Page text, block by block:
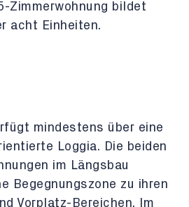
Zimmerwohnung bildet
acht Einheiten.
mindestens über eine
Loggia. Die beiden
im Längsbau
Begegnungszone zu ihren
Vorplatz-Bereichen. Im